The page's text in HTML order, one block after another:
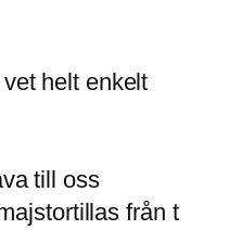
helt enkelt
till oss
från t